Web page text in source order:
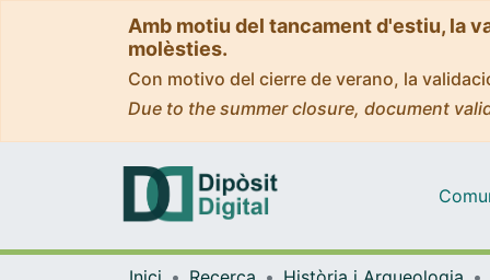
Amb motiu del tancament d'estiu, la
molèsties.
Con motivo del cierre de verano, la
Due to the summer closure, document